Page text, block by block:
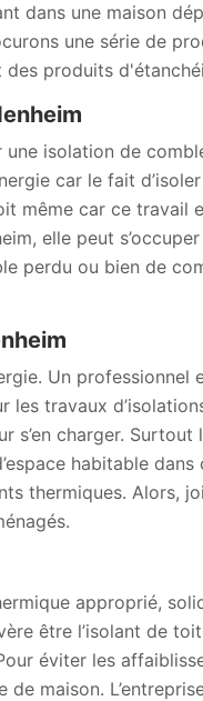
dans une maison
une série de
des produits
isolation de
car le fait
même car ce travail
elle peut
perdu ou bien de
Un professionnel
les travaux
s’en charger. Surtout
habitable dans
thermiques. Alors,
approprié,
être l’isolant de
éviter les
maison.